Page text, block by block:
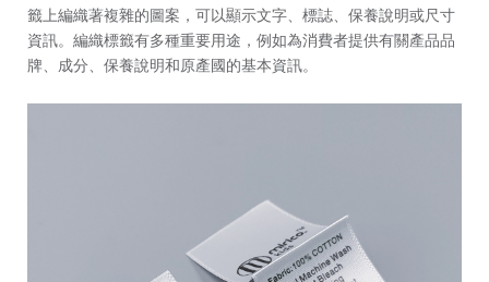
籤上編織著複雜的圖案，可以顯示文字、標誌、保養說明或尺寸
資訊。編織標籤有多種重要用途，例如為消費者提供有關產品品
牌、成分、保養說明和原產國的基本資訊。